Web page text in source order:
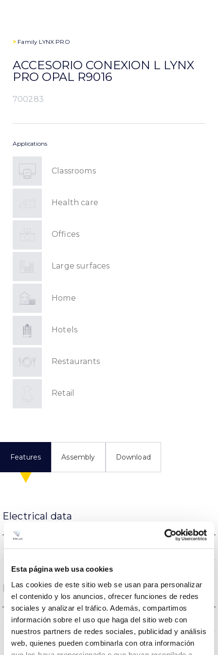
Esta página web usa cookies
Las cookies de este sitio web se usan para personalizar
el contenido y los anuncios, ofrecer funciones de redes
sociales y analizar el tráfico. Además, compartimos
información sobre el uso que haga del sitio web con
nuestros partners de redes sociales, publicidad y análisis
web, quienes pueden combinarla con otra información
> Family LYNX PRO
ACCESORIO CONEXION L LYNX
PRO OPAL R9016
700283
Applications
Classrooms
Health care
Offices
Large surfaces
Home
Hotels
Restaurants
Retail
Features Assembly Download
Electrical data
Dimming NO
Dimensions and Mounting
Weight 0.44Kg
Measures 100x76x100mm